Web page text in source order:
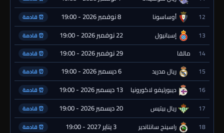
12 أوساسونا 8 نوفمبر 2026 - 19:00 ⏰ قادمة
13 إسبانيول 22 نوفمبر 2026 - 19:00 ⏰ قادمة
14 مالقا 29 نوفمبر 2026 - 19:00 ⏰ قادمة
15 ريال مدريد 6 ديسمبر 2026 - 19:00 ⏰ قادمة
16 ديبورتيفو لاكورونيا 13 ديسمبر 2026 - 19:00 ⏰ قادمة
17 ريال بيتيس 20 ديسمبر 2026 - 19:00 ⏰ قادمة
18 راسينج سانتاندير 3 يناير 2027 - 19:00 ⏰ قادمة